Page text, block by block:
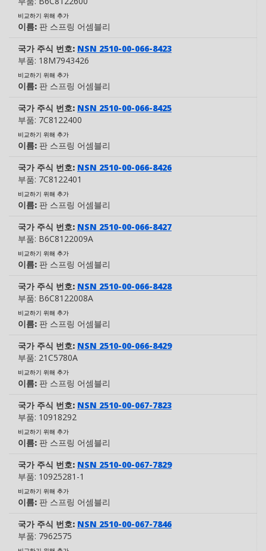
비교하기 위해 추가
이름: 판 스프링 어셈블리
국가 주식 번호: NSN 2510-00-066-8423
부품: 18M7943426
비교하기 위해 추가
이름: 판 스프링 어셈블리
국가 주식 번호: NSN 2510-00-066-8425
부품: 7C8122400
비교하기 위해 추가
이름: 판 스프링 어셈블리
국가 주식 번호: NSN 2510-00-066-8426
부품: 7C8122401
비교하기 위해 추가
이름: 판 스프링 어셈블리
국가 주식 번호: NSN 2510-00-066-8427
부품: B6C8122009A
비교하기 위해 추가
이름: 판 스프링 어셈블리
국가 주식 번호: NSN 2510-00-066-8428
부품: B6C8122008A
비교하기 위해 추가
이름: 판 스프링 어셈블리
국가 주식 번호: NSN 2510-00-066-8429
부품: 21C5780A
비교하기 위해 추가
이름: 판 스프링 어셈블리
국가 주식 번호: NSN 2510-00-067-7823
부품: 10918292
비교하기 위해 추가
이름: 판 스프링 어셈블리
국가 주식 번호: NSN 2510-00-067-7829
부품: 10925281-1
비교하기 위해 추가
이름: 판 스프링 어셈블리
국가 주식 번호: NSN 2510-00-067-7846
부품: 7962575